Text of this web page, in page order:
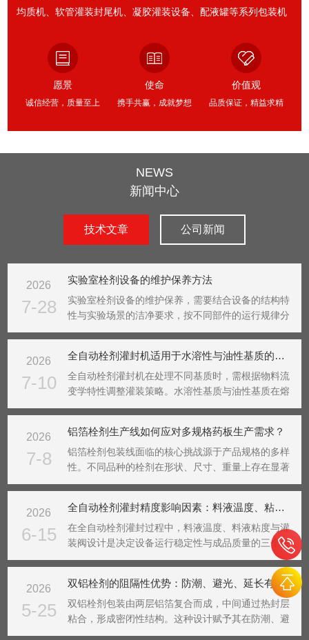
均质机、软管灌装封尾机、凝胶灌装设备、配液罐等系列包装机
栓剂生产线系列产品为满足市场需求该机具有不同产量，高、
中、低等产能的产品，灌装量准确、随意剪切、稳定性好等特
点，更为重要的是公司在北京和上海建有*的化采购网络，关键元
器件采购均采用化标准，进行严格的质量验证，为客户提供性
愿景
诚信经营，质量至上
使命
携手共赢，成就梦想
价值观
品质保证，精益求精
NEWS
新闻中心
技术文章 公司新闻
2026
7-28
实验室栓剂设备的维护保养方法
实验室栓剂设备的维护保养，需要结合设备的结构特
性与实验场景的洁净要求，按不同部件的运行规律分
阶段开展，保障设备长期处于稳定可用的状态，同时
维护是核心环节。每次实验结束后，第一时间清理设
备内外残留...
2026
7-10
全自动栓剂灌封机适用于水溶性与油性基质的灌装技巧
全自动栓剂灌封机在处理不同基质时，需根据物料流
变学特性调整灌装策略。水溶性基质与油性基质在熔
点、粘度、热传导系数等方面存在本质区别，这直接
针对水溶性基质，其通常具有较高的极性与亲水性，
在熔融状态...
2026
7-8
铝箔栓剂生产线如何应对多规格药板生产需求？
铝箔栓剂包装线面临的核心挑战源于产品规格的多样
性。不同品种的栓剂在形状、尺寸、重量上存在显著
差异，这要求生产线具备灵活的调整能力。应对这一
型、封合、冲裁等工序解构为独立的功能单元，各单
元通过标准化...
2026
6-15
全自动栓剂灌封精度影响因素：料液温度、粘度与灌装阀设计
在全自动栓剂灌封过程中，料液温度、料液粘度与灌
装阀设计是决定设备运行稳定性与成品质量的三个核
心要素。三者相互耦合，共同影响着灌封动作的连续
性、剂量的一致性以及封口的完整性。料液温度对全
自动栓剂灌封过程具有基础性调控作用。栓剂基质在
不同温度下...
2026
5-25
双铝栓剂的阻隔性优势：防潮、避光、延长有效期
双铝栓剂包装由两层铝箔复合而成，中间通过热封层
粘合，形成密闭性结构。这种设计赋予其在防潮、避
光和延长有效期方面的显著优势。在栓剂包装领域，